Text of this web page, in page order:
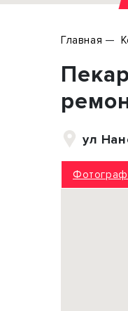
Склад
Главная
ул